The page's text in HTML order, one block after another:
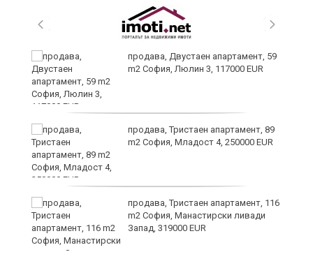
продава, Двустаен апартамент, 59
m2 София, Люлин 3, 117000 EUR
продава, Тристаен апартамент, 89
m2 София, Младост 4, 250000 EUR
продава, Тристаен апартамент, 116
m2 София, Манастирски ливади
Запад, 319000 EUR